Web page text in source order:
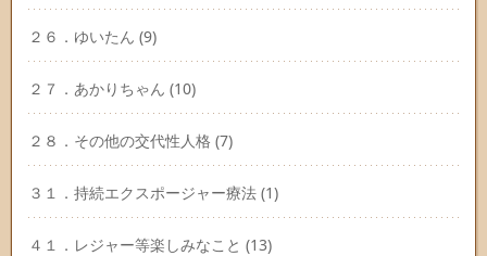
２６．ゆいたん (9)
２７．あかりちゃん (10)
２８．その他の交代性人格 (7)
３１．持続エクスポージャー療法 (1)
４１．レジャー等楽しみなこと (13)